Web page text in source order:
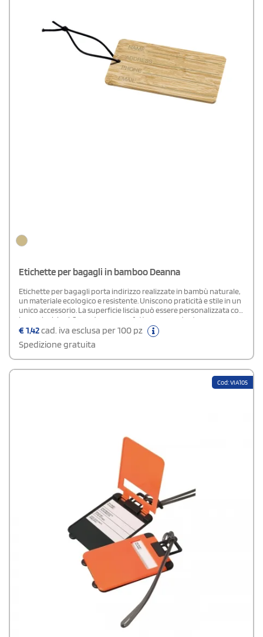
Etichette per bagagli in bamboo Deanna
Etichette per bagagli porta indirizzo realizzate in bambù naturale,
un materiale ecologico e resistente. Uniscono praticità e stile in un
unico accessorio. La superficie liscia può essere personalizzata con
logo o incisioni. Sono dunque perfette come gadget
promozionale sostenibile. Dotate di finestra trasparente per i dati
del viaggiatore e di un sistema di fissaggio sicuro, permettono di
riconoscere facilmente il proprio bagaglio. Leggere e compatte,
sono ideali per valigie, borse da viaggio o zaini.
€1,42cad. iva esclusa per 100 pz
Spedizione gratuita
Cod: VIA105